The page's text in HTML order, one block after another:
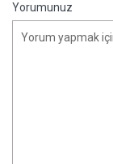
Yorumunuz